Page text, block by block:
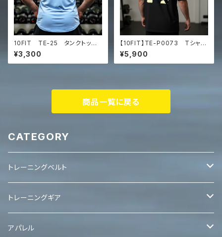
10FIT TE-25 タンクトッ
プ ストレッチ 筋トレ トレー
ニング 筋トレ 水色 TANK
TOP
¥3,300
【10FIT】TE-P0073 Tシャ
ツ トレーニング オーバーサ
イズ Men’s box tee
¥5,900
商品一覧に戻る
CATEGORY
トレーニングベルト
レバーベルト
パワーベルト
トレーニングギア
パワーグリップ
アパレル